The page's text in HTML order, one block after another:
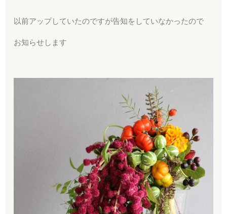
以前アップしていたのですが告知をしていなかったので
お知らせします